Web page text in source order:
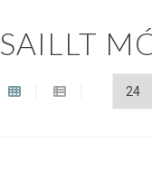
SAILLT